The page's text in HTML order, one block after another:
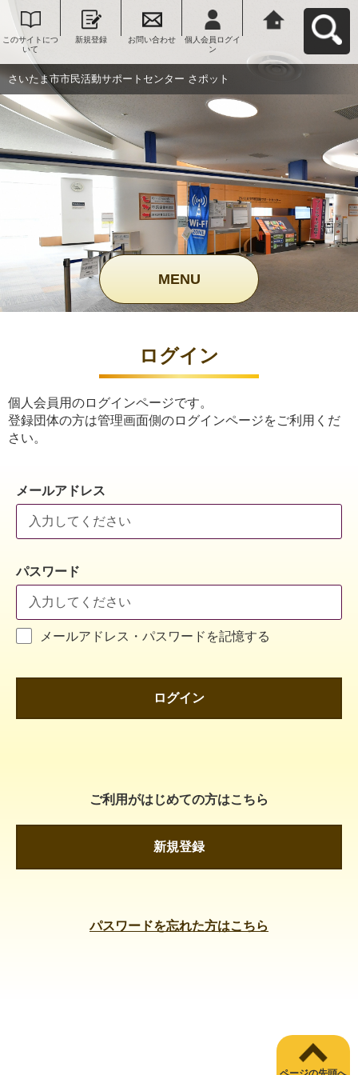
このサイトにつ
いて
新規登録 お問い合わせ
個人会員ログイ
ン
ンター さポット
へ戻る
さいたま市市民活動サポートセンター さポット
MENU
ログイン
個人会員用のログインページです。
登録団体の方は管理画面側のログインページをご利用くだ
さい。
メールアドレス
パスワード
メールアドレス・パスワードを記憶する
ログイン
ご利用がはじめての方はこちら
新規登録
パスワードを忘れた方はこちら